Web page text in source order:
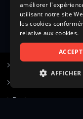
Poster une annonce
améliorer
utilisant notre site
les cookies
relative aux cookies.
AFFICHER